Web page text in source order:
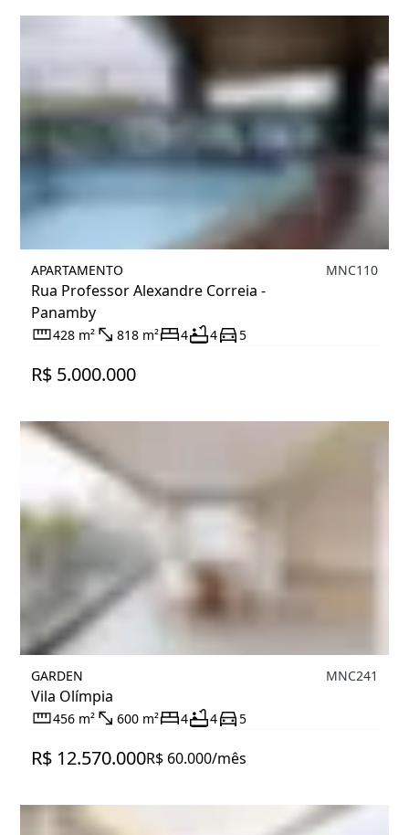
APARTAMENTO
Rua Professor Alexandre Correia -
Panamby
MNC110
428 m² 818 m² 4 4 5
R$ 5.000.000
GARDEN
Vila Olímpia
MNC241
456 m² 600 m² 4 4 5
R$ 12.570.000R$ 60.000/mês